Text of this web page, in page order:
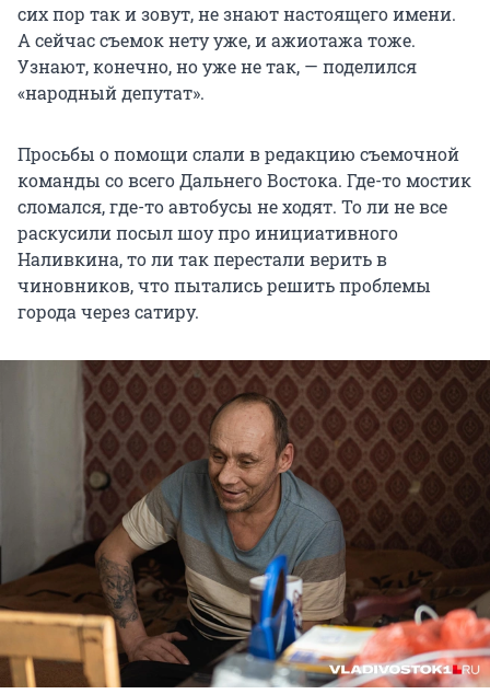
сих пор так и зовут, не знают настоящего имени.
А сейчас съемок нету уже, и ажиотажа тоже.
Узнают, конечно, но уже не так, — поделился
«народный депутат».
Просьбы о помощи слали в редакцию съемочной
команды со всего Дальнего Востока. Где-то мостик
сломался, где-то автобусы не ходят. То ли не все
раскусили посыл шоу про инициативного
Наливкина, то ли так перестали верить в
чиновников, что пытались решить проблемы
города через сатиру.